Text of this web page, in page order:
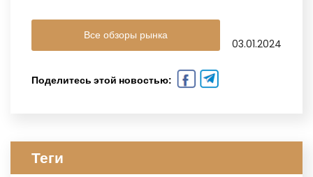
Все обзоры рынка
03.01.2024
Поделитесь этой новостью:
Теги